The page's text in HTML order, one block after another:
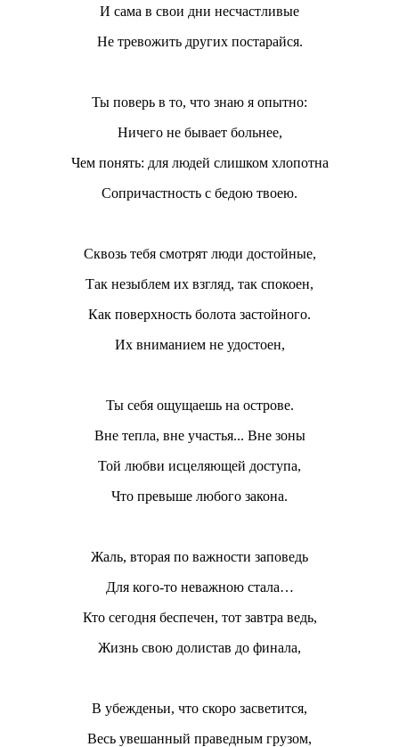
И сама в свои дни несчастливые
Не тревожить других постарайся.
Ты поверь в то, что знаю я опытно:
Ничего не бывает больнее,
Чем понять: для людей слишком хлопотна
Сопричастность с бедою твоею.
Сквозь тебя смотрят люди достойные,
Так незыблем их взгляд, так спокоен,
Как поверхность болота застойного.
Их вниманием не удостоен,
Ты себя ощущаешь на острове.
Вне тепла, вне участья... Вне зоны
Той любви исцеляющей доступа,
Что превыше любого закона.
Жаль, вторая по важности заповедь
Для кого-то неважною стала…
Кто сегодня беспечен, тот завтра ведь,
Жизнь свою долистав до финала,
В убежденьи, что скоро засветится,
Весь увешанный праведным грузом,